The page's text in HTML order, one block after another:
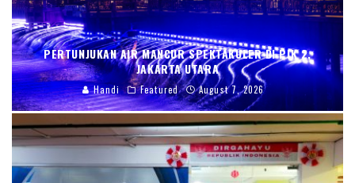
PERTUNJUKAN AIR MANCUR SPEKTAKULER DI PIK 2,
JAKARTA UTARA
Handi Featured August 7, 2026